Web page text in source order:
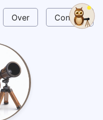
Over Contact